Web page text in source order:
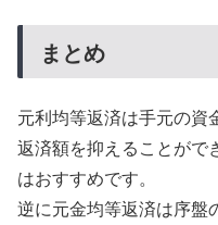
まとめ
元利均等返済は手元の資
返済額を抑えることがで
はおすすめです。
逆に元金均等返済は序盤